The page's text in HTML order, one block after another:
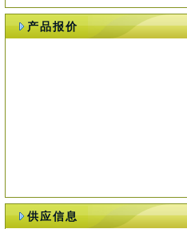
产品报价
供应信息